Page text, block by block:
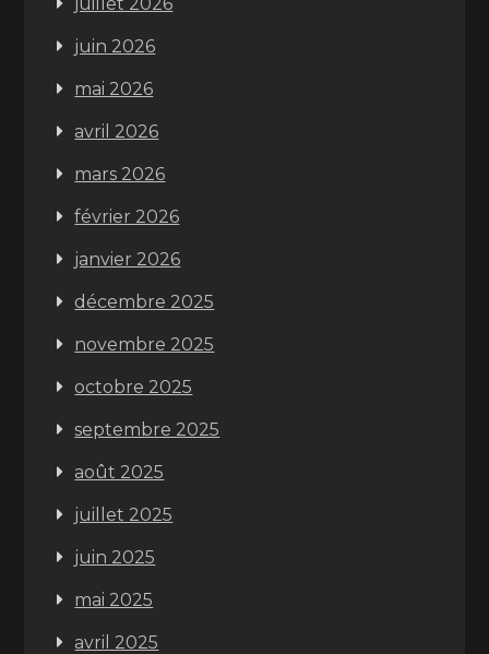
juin 2026
mai 2026
avril 2026
mars 2026
février 2026
janvier 2026
décembre 2025
novembre 2025
octobre 2025
septembre 2025
août 2025
juillet 2025
juin 2025
mai 2025
avril 2025